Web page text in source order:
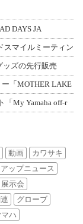
DAYS JA
スマイルミーティン
ッズの先行販売
「MOTHER LAKE
「My Yamaha off-r
動画
カワサキ
ップニュース
展示会
グローブ
マハ